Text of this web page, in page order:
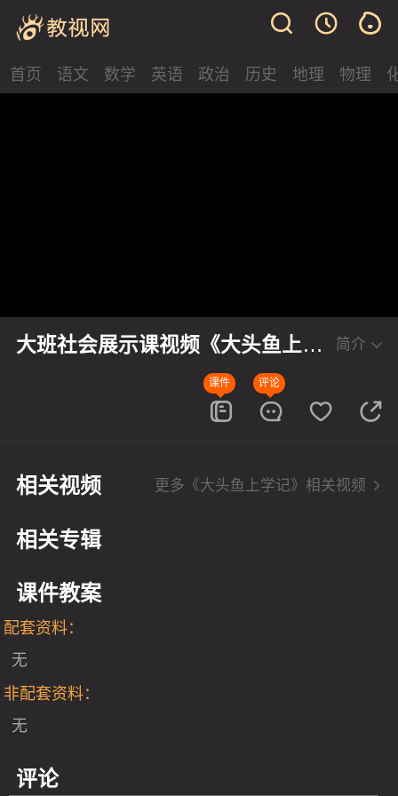
首页 语文 数学 英语 政治 历史 地理 物理
简介
大班社会展示课视频《大头鱼上学
评论
课件
相关视频 更多《大头鱼上学记》相关视频
相关专辑
课件教案
配套资料：
无
非配套资料：
无
评论